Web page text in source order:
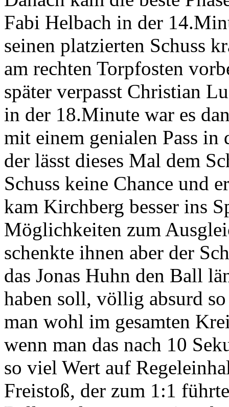
Fabi Helbach in der
seinen platzierten Schuss
am rechten Torpfosten
später verpasst Christian
in der 18.Minute war es
mit einem genialen Pass
der lässt dieses Mal dem
Schuss keine Chance und
kam Kirchberg besser ins
Möglichkeiten zum
schenkte ihnen aber der
das Jonas Huhn den Ball
haben soll, völlig absurd
man wohl im gesamten
wenn man das nach 10
so viel Wert auf
Freistoß, der zum 1:1